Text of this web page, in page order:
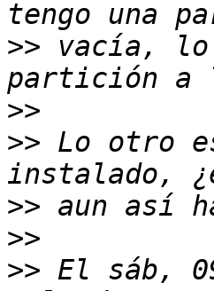
>> vacía, lo
>>
>> Lo otro
>>
>>
>> El sáb,